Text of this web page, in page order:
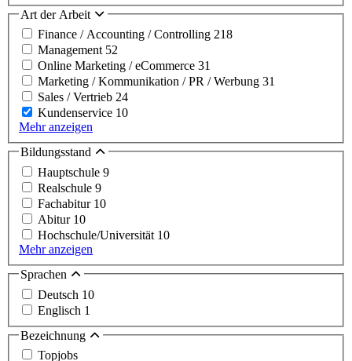
Art der Arbeit
Finance / Accounting / Controlling 218
Management 52
Online Marketing / eCommerce 31
Marketing / Kommunikation / PR / Werbung 31
Sales / Vertrieb 24
Kundenservice 10
Mehr anzeigen
Bildungsstand
Hauptschule 9
Realschule 9
Fachabitur 10
Abitur 10
Hochschule/Universität 10
Mehr anzeigen
Sprachen
Deutsch 10
Englisch 1
Bezeichnung
Topjobs